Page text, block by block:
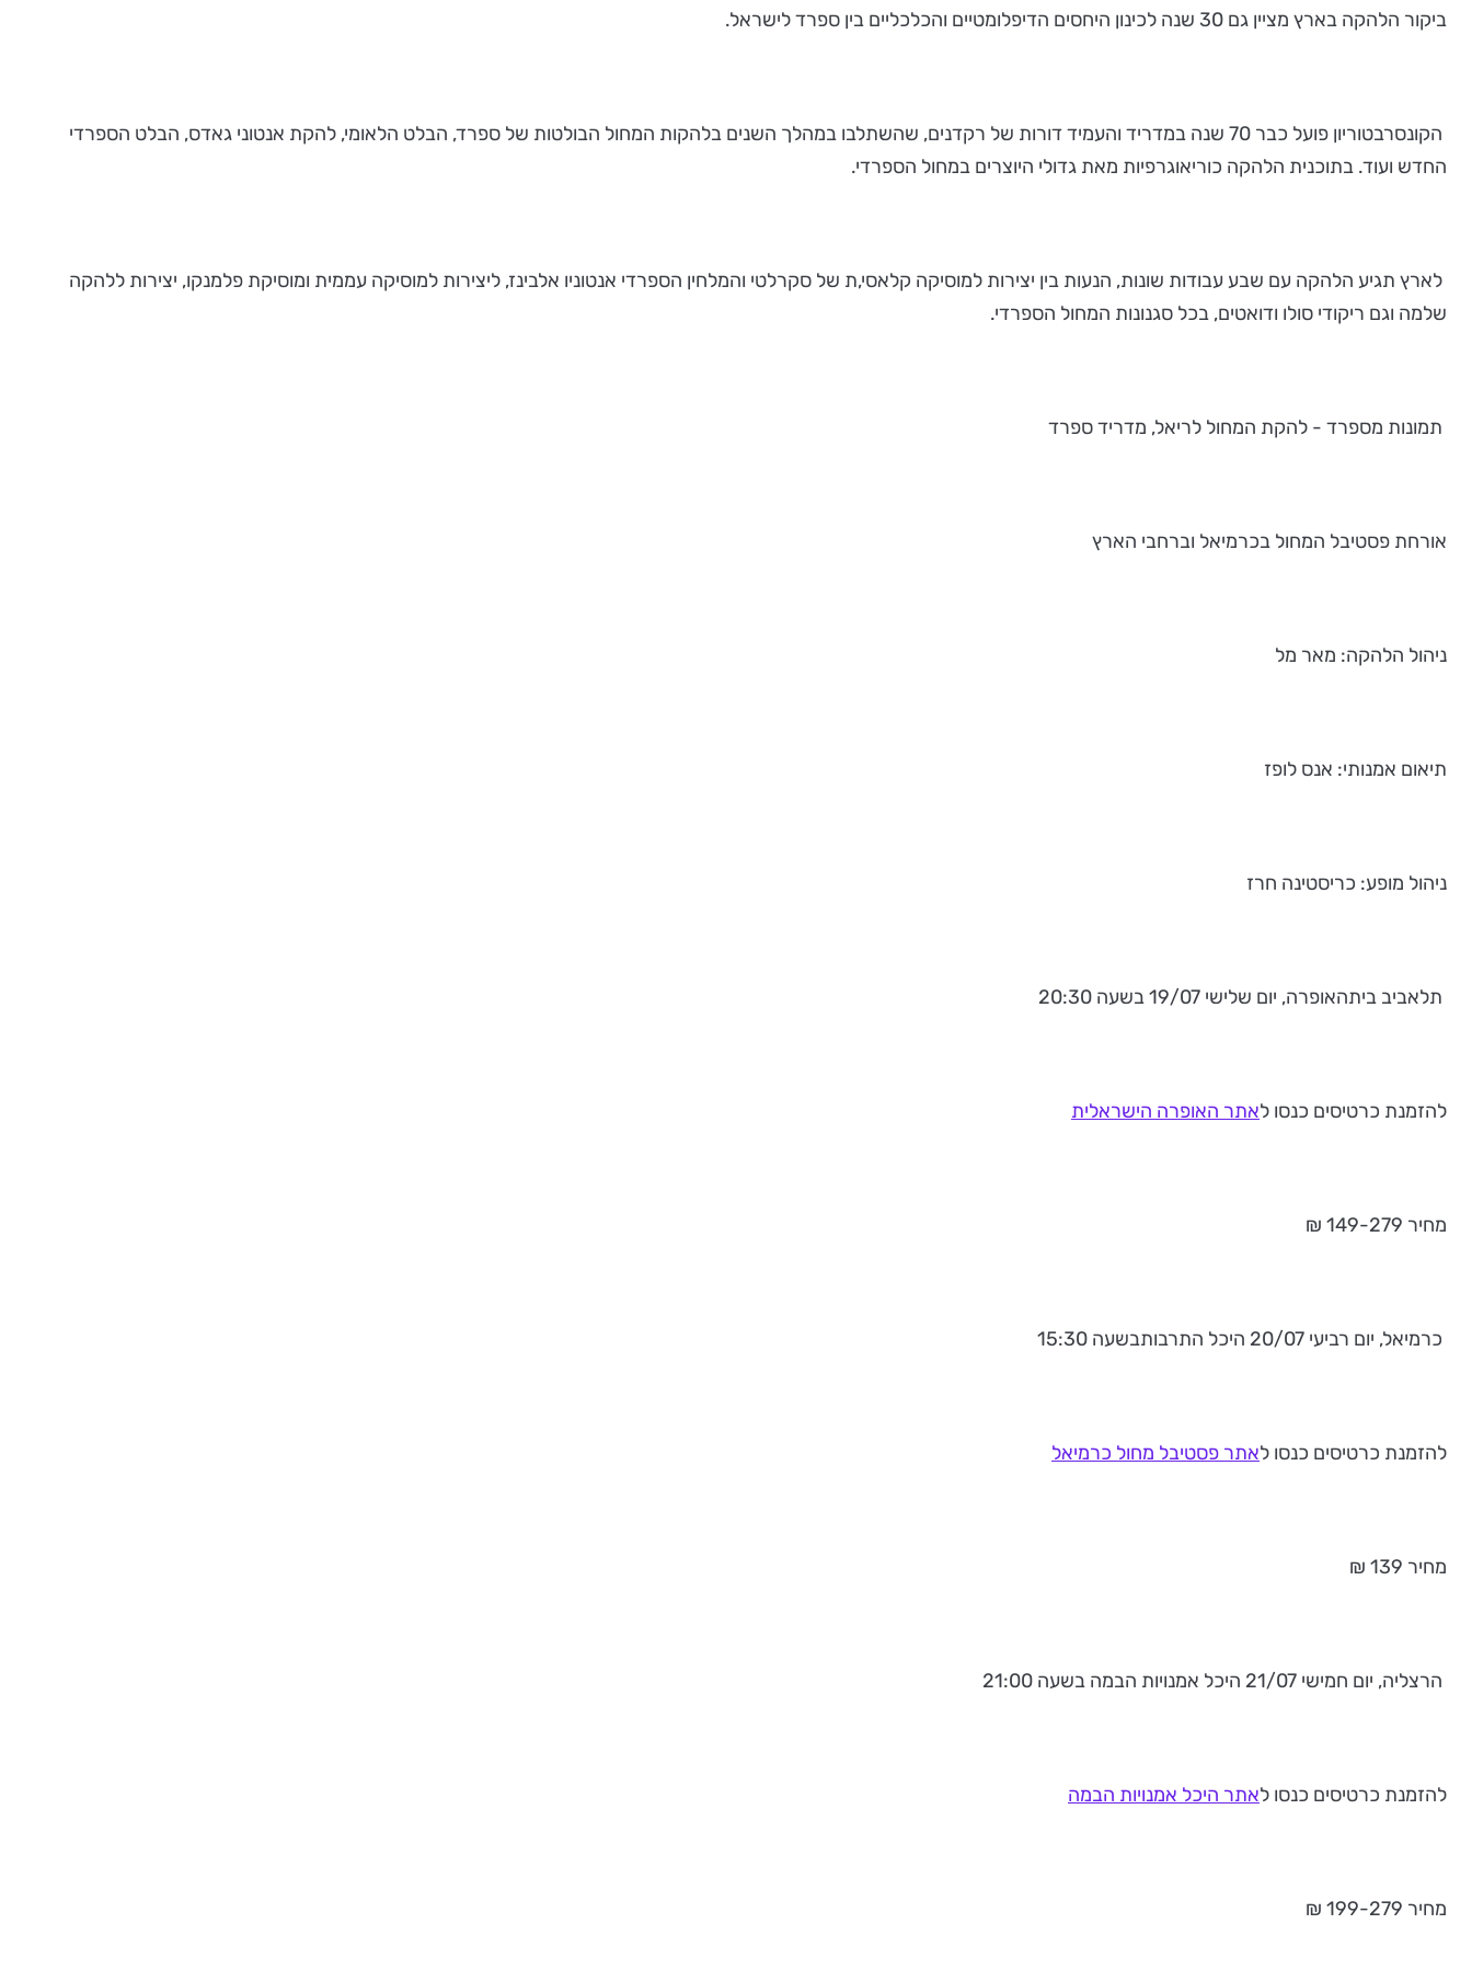
ביקור הלהקה בארץ מציין גם 30 שנה לכינון היחסים הדיפלומטיים והכלכליים בין ספרד לישראל.
הקונסרבטוריון פועל כבר 70 שנה במדריד והעמיד דורות של רקדנים, שהשתלבו במהלך השנים בלהקות המחול הבולטות של ספרד, הבלט הלאומי, להקת אנטוני גאדס, הבלט הספרדי
החדש ועוד. בתוכנית הלהקה כוריאוגרפיות מאת גדולי היוצרים במחול הספרדי.
לארץ תגיע הלהקה עם שבע עבודות שונות, הנעות בין יצירות למוסיקה קלאסי,ת של סקרלטי והמלחין הספרדי אנטוניו אלבינז, ליצירות למוסיקה עממית ומוסיקת פלמנקו, יצירות ללהקה
שלמה וגם ריקודי סולו ודואטים, בכל סגנונות המחול הספרדי.
תמונות מספרד - להקת המחול לריאל, מדריד ספרד
אורחת פסטיבל המחול בכרמיאל וברחבי הארץ
ניהול הלהקה: מאר מל
תיאום אמנותי: אנס לופז
ניהול מופע: כריסטינה חרז
תלאביב ביתהאופרה, יום שלישי 19/07 בשעה 20:30
להזמנת כרטיסים כנסו לאתר האופרה הישראלית
מחיר 149-279 ₪
כרמיאל, יום רביעי 20/07 היכל התרבותבשעה 15:30
להזמנת כרטיסים כנסו לאתר פסטיבל מחול כרמיאל
מחיר 139 ₪
הרצליה, יום חמישי 21/07 היכל אמנויות הבמה בשעה 21:00
להזמנת כרטיסים כנסו לאתר היכל אמנויות הבמה
מחיר 199-279 ₪